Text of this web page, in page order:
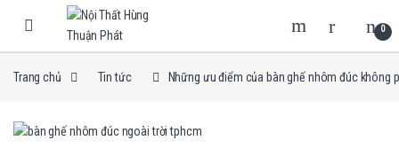
Skip to navigation
Skip to content
0
Trang chủ Tin tức Những ưu điểm của bàn ghế nhôm đúc không